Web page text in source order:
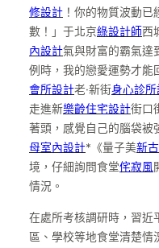
修設計 ！你的物質波動
數！」于北京綠設計師西
內設計氣與財富的霸氣達
例時，我的戀愛運勢才能
會所設計老·新街身心診所
走進新樂齡住宅設計街口
著頭，感覺自己的腦袋被
母室內設計*《量子美新
境，仔細詢問食堂侘寂風
情況。
在處所考核調研時，習近
區、學校等地食堂清楚情